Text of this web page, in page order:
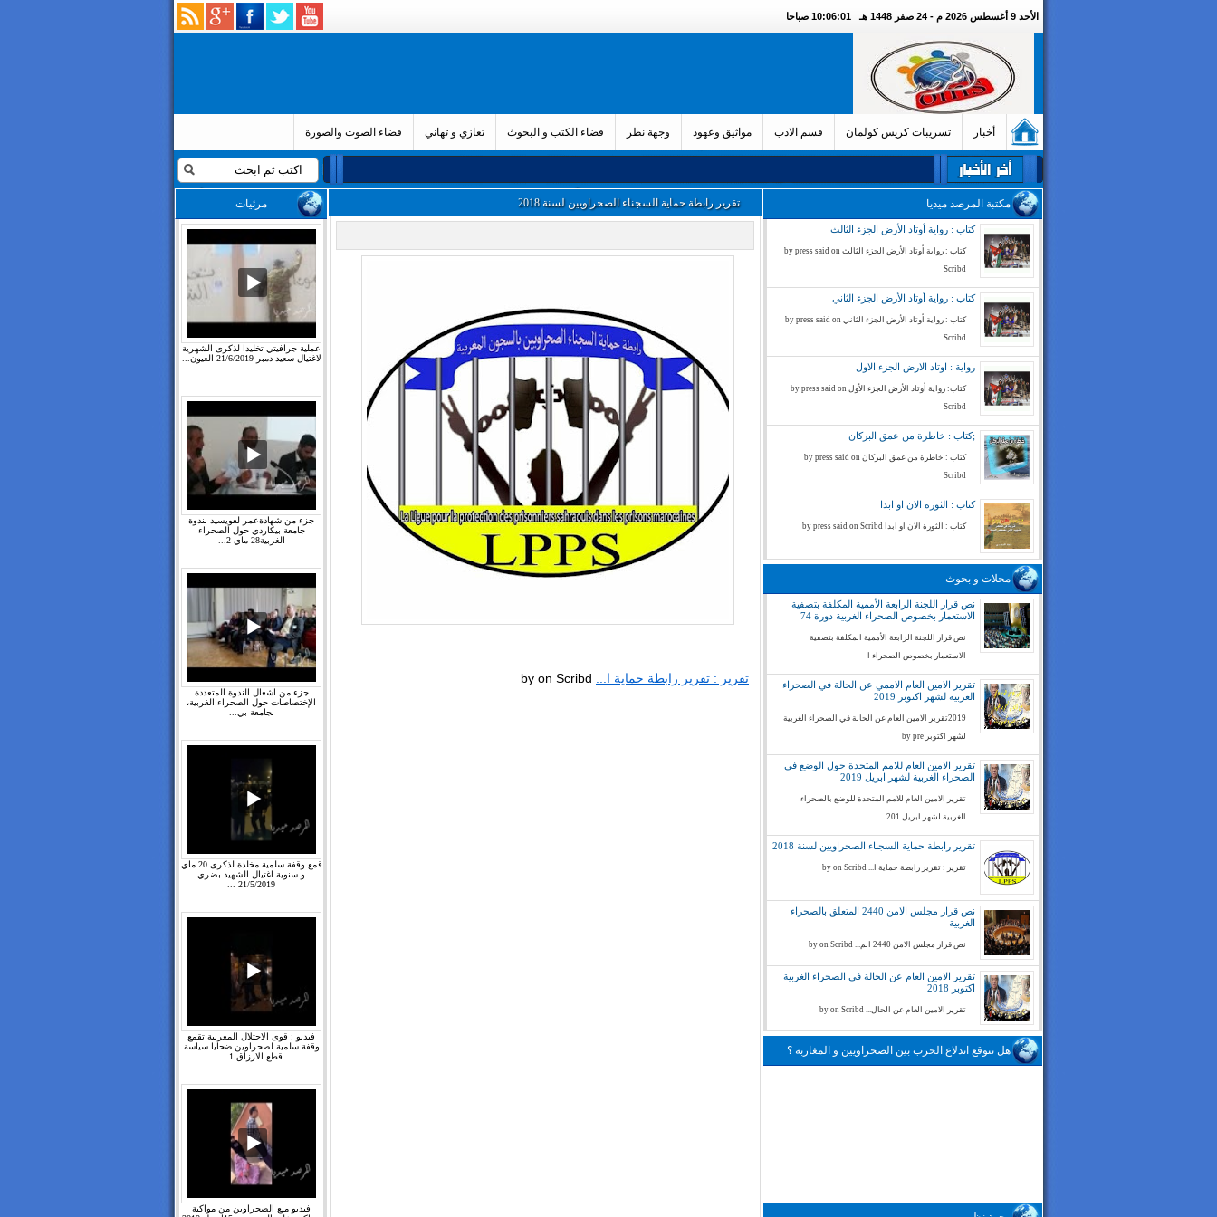
الأحد 9 أغسطس 2026 م - 24 صفر 1448 هـ 10:06:02 صباحا
أخبار تسريبات كريس كولمان قسم الادب مواثيق وعهود وجهة نظر فضاء الكتب و البحوث تعازي و تهاني فضاء الصوت والصورة
مكتبة المرصد ميديا
كتاب : رواية أوتاد الأرض الجزء الثالث
كتاب : رواية أوتاد الأرض الجزء الثالث by press said on
Scribd
كتاب : رواية أوتاد الأرض الجزء الثاني
كتاب : رواية أوتاد الأرض الجزء الثاني by press said on
Scribd
رواية : اوتاد الارض الجزء الاول
كتاب: رواية أوتاد الأرض الجزء الأول by press said on
Scribd
;كتاب : خاطرة من عمق البركان
كتاب : خاطرة من عمق البركان by press said on
Scribd
كتاب : الثورة الان او ابدا
كتاب : الثورة الان او ابدا by press said on Scribd
مجلات و بحوث
نص قرار اللجنة الرابعة الأممية المكلفة بتصفية
الاستعمار بخصوص الصحراء الغربية دورة 74
نص قرار اللجنة الرابعة الأممية المكلفة بتصفية
الاستعمار بخصوص الصحراء ا
تقرير الامين العام الاممي عن الحالة في الصحراء
الغربية لشهر اكتوبر 2019
2019تقرير الامين العام عن الحالة في الصحراء الغربية
لشهر اكتوبر by pre
تقرير الامين العام للامم المتحدة حول الوضع في
الصحراء الغربية لشهر ابريل 2019
تقرير الامين العام للامم المتحدة للوضع بالصحراء
الغربية لشهر ابريل 201
تقرير رابطة حماية السجناء الصحراويين لسنة 2018
تقرير : تقرير رابطة حماية ا... by on Scribd
نص قرار مجلس الامن 2440 المتعلق بالصحراء
الغربية
نص قرار مجلس الامن 2440 الم... by on Scribd
تقرير الامين العام عن الحالة في الصحراء الغربية
اكتوبر 2018
تقرير الامين العام عن الحال... by on Scribd
هل تتوقع اندلاع الحرب بين الصحراويين و المغاربة ؟
مرئيات
عملية جرافيتي تخليدا لذكرى الشهرية
لاغتيال سعيد دمبر 21/6/2019 العيون...
جزء من شهادةعمر لعويسيد بندوة
جامعة بيكاردي حول الصحراء
الغربية28 ماي 2...
جزء من اشغال الندوة المتعددة
الإختصاصات حول الصحراء الغربية،
بجامعة بي...
قمع وقفة سلمية مخلدة لذكرى 20 ماي
و سنوية اغتيال الشهيد بضري
21/5/2019 ...
فيديو : قوى الاحتلال المغربية تقمع
وقفة سلمية لصحراوين ضحايا سياسة
قطع الارزاق 1...
فيديو منع الصحراوين من مواكبة
تقرير رابطة حماية السجناء الصحراويين لسنة 2018
تقرير : تقرير رابطة حماية ا... on Scribd